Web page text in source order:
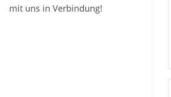
mit uns in Verbindung!